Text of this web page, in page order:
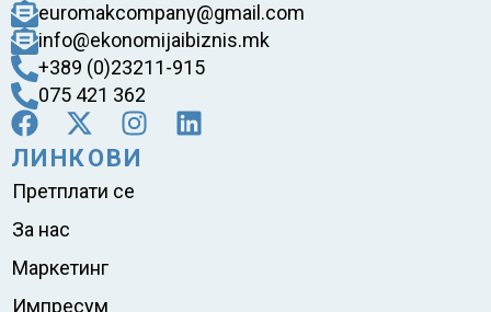
euromakcompany@gmail.com
info@ekonomijaibiznis.mk
+389 (0)23211-915
075 421 362
ЛИНКОВИ
Претплати се
За нас
Маркетинг
Импресум